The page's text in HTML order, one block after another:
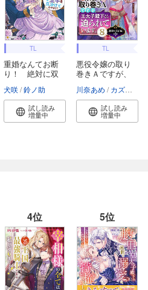
TL
重婚なんてお断
り！ 絶対に双
犬咲 鈴ノ助
試し読み
増量中
TL
悪役令嬢の取り
巻きＡですが、
川奈あめ カズアキ
試し読み
増量中
4位 5位